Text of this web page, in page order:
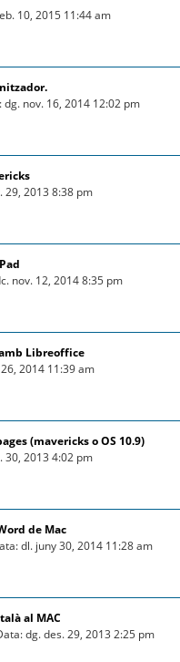
10, 2015 11:44 am
dg. nov. 16, 2014 12:02 pm
29, 2013 8:38 pm
nov. 12, 2014 8:35 pm
Libreoffice
2014 11:39 am
(mavericks o OS 10.9)
30, 2013 4:02 pm
de Mac
dl. juny 30, 2014 11:28 am
al MAC
dg. des. 29, 2013 2:25 pm